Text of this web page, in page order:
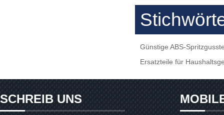
Günstige ABS-
Ersatzteile für
SCHREIB UNS